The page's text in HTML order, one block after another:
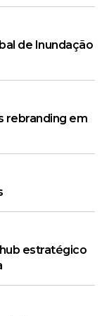
de Inundação
rebranding em
estratégico